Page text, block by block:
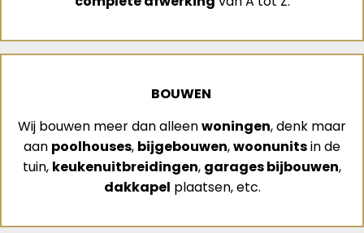
BOUWEN
Wij bouwen meer dan alleenwoningen, denk maar
aan poolhouses, bijgebouwen,woonunitsin de
tuin, keukenuitbreidingen, garages bijbouwen,
dakkapel plaatsen, etc.